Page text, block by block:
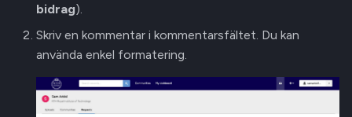
bidrag).
Skriv en kommentar i kommentarsfältet. Du kan
använda enkel formatering.